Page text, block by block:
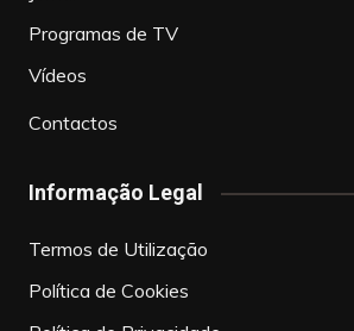
Programas de TV
Vídeos
Contactos
Informação Legal
Termos de Utilização
Política de Cookies